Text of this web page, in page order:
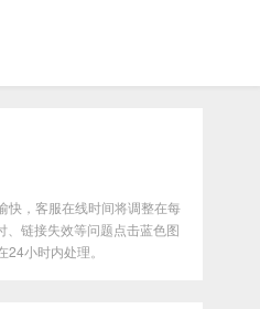
快，客服在线时间将调整在每
、链接失效等问题点击蓝色图
小时内处理。